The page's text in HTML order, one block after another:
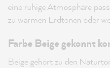
eine ruhige Atmosphäre
zu warmen Erdtönen oder
Farbe Beige gekonnt
Beige gehört zu den